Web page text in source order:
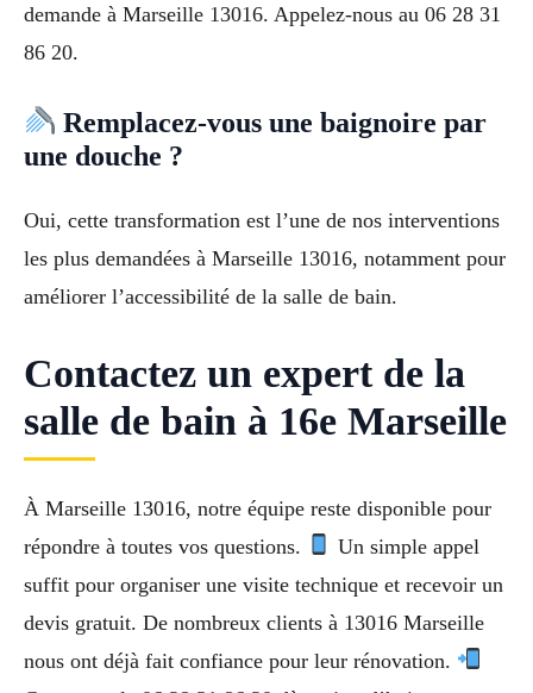
demande à Marseille 13016. Appelez-nous au 06 28 31
86 20.
Remplacez-vous une baignoire par
une douche ?
Oui, cette transformation est l’une de nos interventions
les plus demandées à Marseille 13016, notamment pour
améliorer l’accessibilité de la salle de bain.
Contactez un expert de la
salle de bain à 16e Marseille
À Marseille 13016, notre équipe reste disponible pour
répondre à toutes vos questions.
Un simple appel
suffit pour organiser une visite technique et recevoir un
devis gratuit. De nombreux clients à 13016 Marseille
nous ont déjà fait confiance pour leur rénovation.